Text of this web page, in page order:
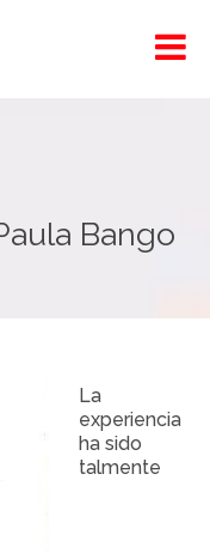
Bango
La
experiencia
ha sido
talmente